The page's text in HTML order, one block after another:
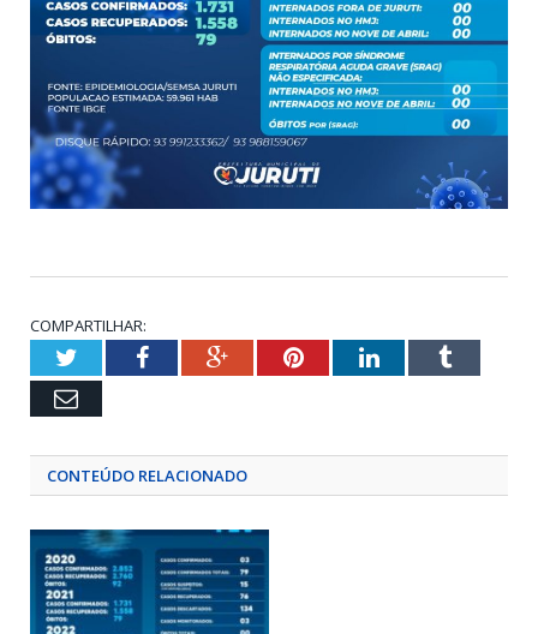
COMPARTILHAR:
TwitterFacebookGoogle+PinterestLinkedInTumblr
Email
CONTEÚDO RELACIONADO